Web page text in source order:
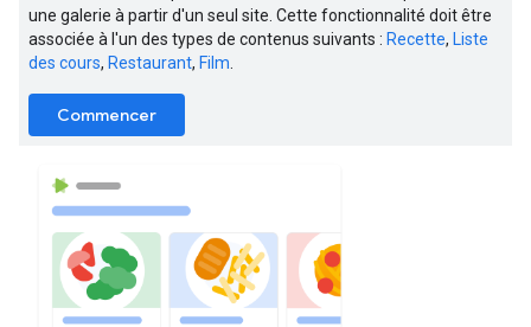
une galerie à partir d'un seul site. Cette fonctionnalité doit être
associée à l'un des types de contenus suivants : Recette, Liste
des cours, Restaurant, Film
Commencer